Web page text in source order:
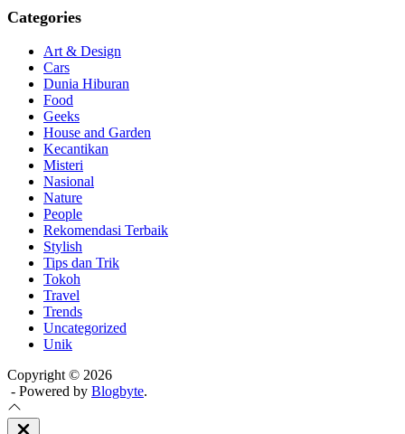
Categories
Art & Design
Cars
Dunia Hiburan
Food
Geeks
House and Garden
Kecantikan
Misteri
Nasional
Nature
People
Rekomendasi Terbaik
Stylish
Tips dan Trik
Tokoh
Travel
Trends
Uncategorized
Unik
Copyright © 2026
- Powered by Blogbyte.
Close